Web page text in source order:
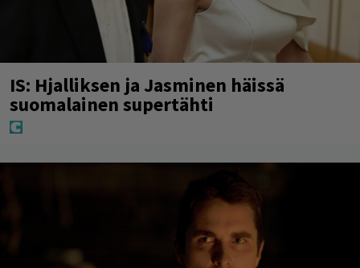
IS: Hjalliksen ja Jasminen häissä
suomalainen supertähti